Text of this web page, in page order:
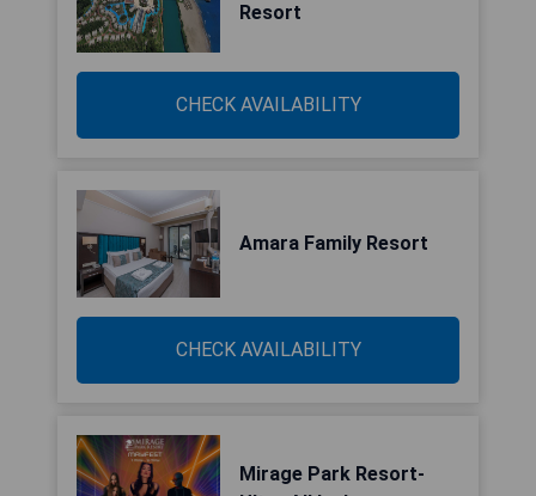
Resort
CHECK AVAILABILITY
Amara Family Resort
CHECK AVAILABILITY
Mirage Park Resort-